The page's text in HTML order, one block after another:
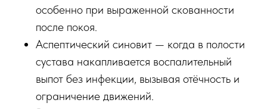
особенно при выраженной скованности
после покоя.
Аспептический синовит — когда в полости
сустава накапливается воспалительный
выпот без инфекции, вызывая отёчность и
ограничение движений.